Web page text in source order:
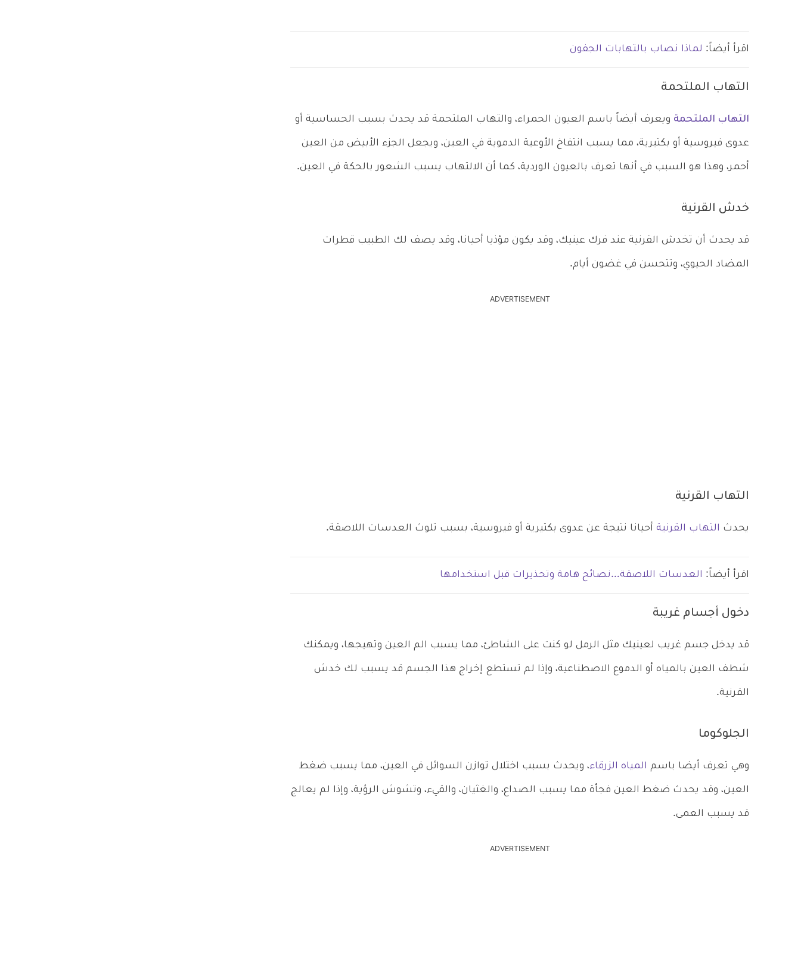
اقرأ أيضاً: لماذا نصاب بالتهابات الجفون
التهاب الملتحمة
التهاب الملتحمة ويعرف أيضاً باسم العيون الحمراء، والتهاب الملتحمة قد يحدث بسبب الحساسية أو
عدوى فيروسية أو بكتيرية، مما يسبب انتفاخ الأوعية الدموية في العين، ويجعل الجزء الأبيض من العين
أحمر، وهذا هو السبب في أنها تعرف بالعيون الوردية، كما أن الالتهاب يسبب الشعور بالحكة في العين.
خدش القرنية
قد يحدث أن تخدش القرنية عند فرك عينيك، وقد يكون مؤذيا أحيانا، وقد يصف لك الطبيب قطرات
المضاد الحيوي، وتتحسن في غضون أيام.
ADVERTISEMENT
التهاب القرنية
يحدث التهاب القرنية أحيانا نتيجة عن عدوى بكتيرية أو فيروسية، بسبب تلوث العدسات اللاصقة.
اقرأ أيضاً: العدسات اللاصقة…نصائح هامة وتحذيرات قبل استخدامها
دخول أجسام غريبة
قد يدخل جسم غريب لعينيك مثل الرمل لو كنت على الشاطئ، مما يسبب الم العين وتهيجها، ويمكنك
شطف العين بالمياه أو الدموع الاصطناعية، وإذا لم تستطع إخراج هذا الجسم قد يسبب لك خدش
القرنية.
الجلوكوما
وهي تعرف أيضا باسم المياه الزرقاء، ويحدث بسبب اختلال توازن السوائل في العين، مما يسبب ضغط
العين، وقد يحدث ضغط العين فجأة مما يسبب الصداع، والغثيان، والقيء، وتشوش الرؤية، وإذا لم يعالج
قد يسبب العمى.
ADVERTISEMENT